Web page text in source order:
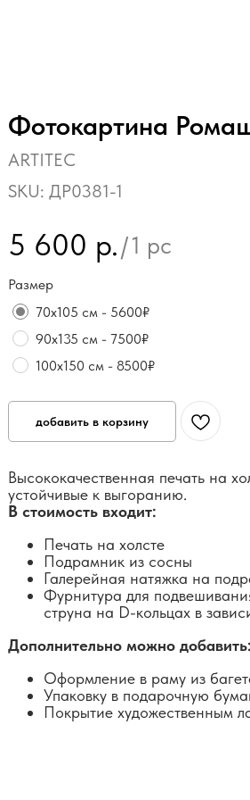
Фотокартина
ARTITEC
SKU: ДР0381-1
5 600 р./1 pc
Размер
70х105 см - 5600₽
90х135 см - 7500₽
100х150 см - 8500₽
добавить в корзину
Высококачественная печать на
устойчивые к выгоранию.
В стоимость входит:
Печать на холсте
Подрамник из сосны
Галерейная натяжка на
Фурнитура для
струна на D-кольцах в
Дополнительно можно добавить:
Оформление в раму из
Упаковку в подарочную
Покрытие художественным